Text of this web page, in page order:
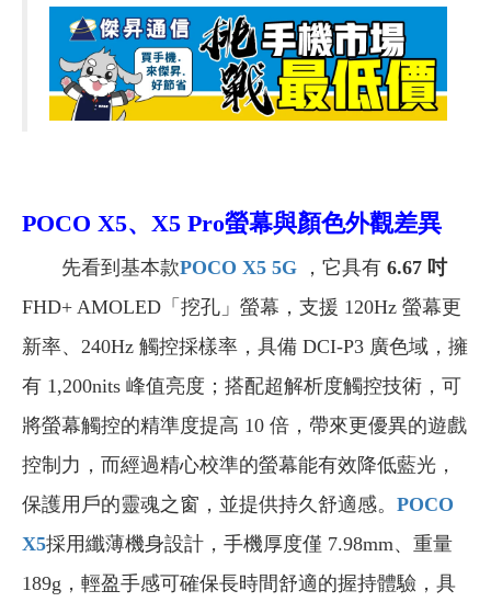
POCO X5、X5 Pro螢幕與顏色外觀差異
先看到基本款POCO X5 5G ，它具有 6.67 吋
FHD+ AMOLED「挖孔」螢幕，支援 120Hz 螢幕更
新率、240Hz 觸控採樣率，具備 DCI-P3 廣色域，擁
有 1,200nits 峰值亮度；搭配超解析度觸控技術，可
將螢幕觸控的精準度提高 10 倍，帶來更優異的遊戲
控制力，而經過精心校準的螢幕能有效降低藍光，
保護用戶的靈魂之窗，並提供持久舒適感。 POCO
X5採用纖薄機身設計，手機厚度僅 7.98mm、重量
189g，輕盈手感可確保長時間舒適的握持體驗，具